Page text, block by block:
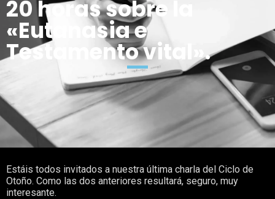
20 horas sobre la
«Eutanasia e
Testamento vital».
Estáis todos invitados a nuestra última charla del Ciclo de
Otoño. Como las dos anteriores resultará, seguro, muy
interesante.